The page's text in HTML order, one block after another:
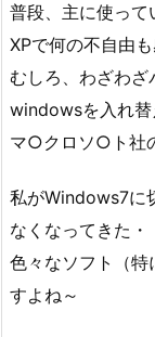
普段、主に使って
XPで何の不自由も
むしろ、わざわざ
windowsを入れ替
マ○クロソ○ト社
私がWindows7に
なくなってきた・
色々なソフト（
すよね～